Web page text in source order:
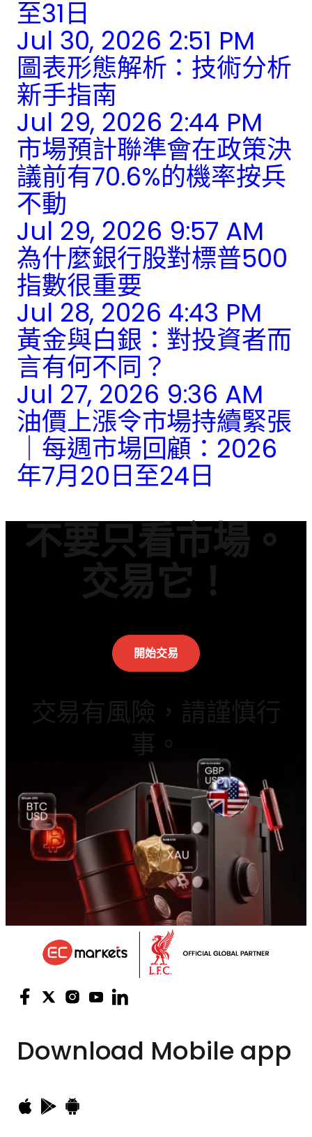
至31日
Jul 30, 2026 2:51 PM
圖表形態解析：技術分析
新手指南
Jul 29, 2026 2:44 PM
市場預計聯準會在政策決
議前有70.6%的機率按兵
不動
Jul 29, 2026 9:57 AM
為什麼銀行股對標普500
指數很重要
Jul 28, 2026 4:43 PM
黃金與白銀：對投資者而
言有何不同？
Jul 27, 2026 9:36 AM
油價上漲令市場持續緊張
｜每週市場回顧：2026
年7月20日至24日
不要只看市場。
交易它！
開始交易
交易有風險，請謹慎行
事。
Download Mobile app